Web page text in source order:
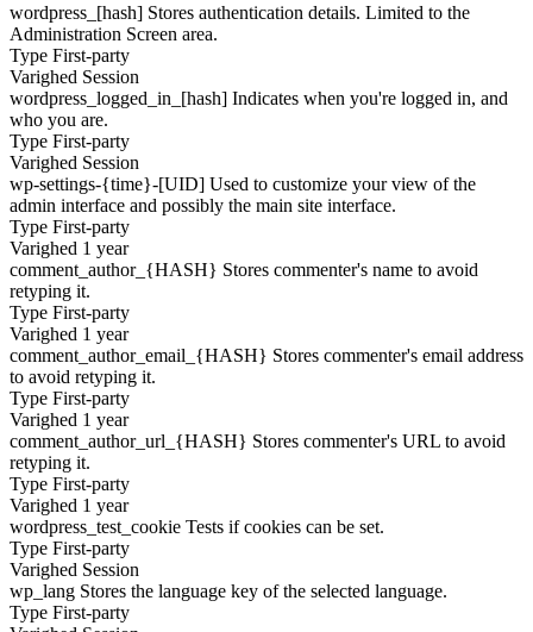
wordpress_[hash] Stores authentication details. Limited to the
Administration Screen area.
Type First-party
Varighed Session
wordpress_logged_in_[hash] Indicates when you're logged in, and
who you are.
Type First-party
Varighed Session
wp-settings-{time}-[UID] Used to customize your view of the
admin interface and possibly the main site interface.
Type First-party
Varighed 1 year
comment_author_{HASH} Stores commenter's name to avoid
retyping it.
Type First-party
Varighed 1 year
comment_author_email_{HASH} Stores commenter's email address
to avoid retyping it.
Type First-party
Varighed 1 year
comment_author_url_{HASH} Stores commenter's URL to avoid
retyping it.
Type First-party
Varighed 1 year
wordpress_test_cookie Tests if cookies can be set.
Type First-party
Varighed Session
wp_lang Stores the language key of the selected language.
Type First-party